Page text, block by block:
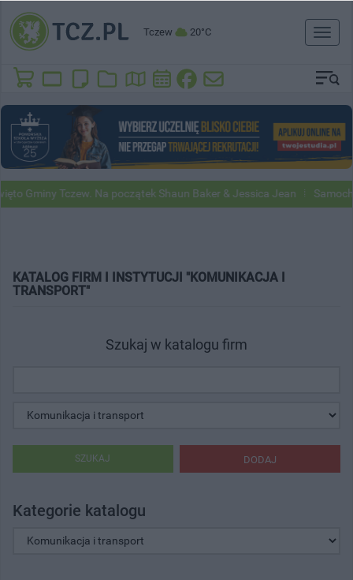
Tczew 20°C
Toggle
Gminy Tczew. Na początek Shaun Baker & Jessica Jean
KATALOG FIRM I INSTYTUCJI "KOMUNIKACJA I
TRANSPORT"
Szukaj w katalogu firm
DODAJ
SZUKAJ
Kategorie katalogu